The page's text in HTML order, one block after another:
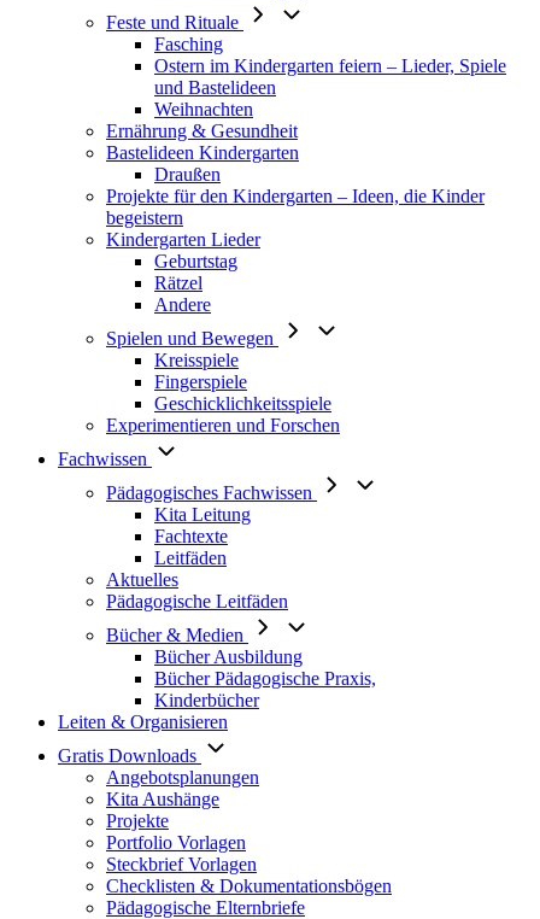
Feste und Rituale
Fasching
Ostern im Kindergarten feiern – Lieder, Spiele
und Bastelideen
Weihnachten
Ernährung & Gesundheit
Bastelideen Kindergarten
Draußen
Projekte für den Kindergarten – Ideen, die Kinder
begeistern
Kindergarten Lieder
Geburtstag
Rätzel
Andere
Spielen und Bewegen
Kreisspiele
Fingerspiele
Geschicklichkeitsspiele
Experimentieren und Forschen
Fachwissen
Pädagogisches Fachwissen
Kita Leitung
Fachtexte
Leitfäden
Aktuelles
Pädagogische Leitfäden
Bücher & Medien
Bücher Ausbildung
Bücher Pädagogische Praxis,
Kinderbücher
Leiten & Organisieren
Gratis Downloads
Angebotsplanungen
Kita Aushänge
Projekte
Portfolio Vorlagen
Steckbrief Vorlagen
Checklisten & Dokumentationsbögen
Pädagogische Elternbriefe